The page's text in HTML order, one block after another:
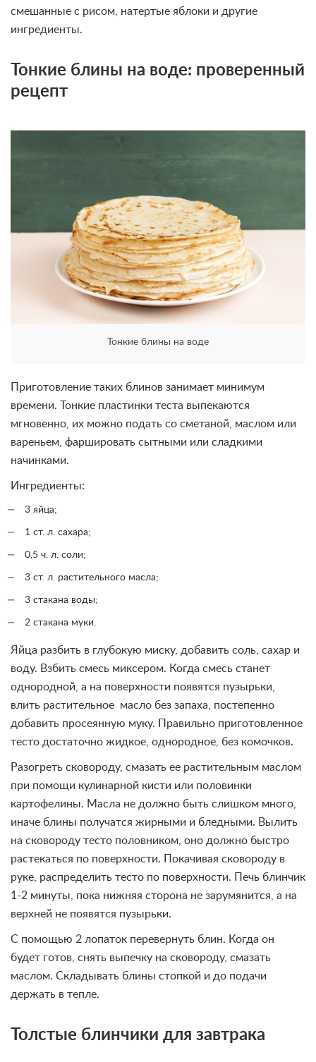
смешанные с рисом, натертые яблоки и другие
ингредиенты.
Тонкие блины на воде: проверенный
рецепт
Тонкие блины на воде
Приготовление таких блинов занимает минимум
времени. Тонкие пластинки теста выпекаются
мгновенно, их можно подать со сметаной, маслом или
вареньем, фаршировать сытными или сладкими
начинками.
Ингредиенты:
3 яйца;
1 ст. л. сахара;
0,5 ч. л. соли;
3 ст. л. растительного масла;
3 стакана воды;
2 стакана муки.
Яйца разбить в глубокую миску, добавить соль, сахар и
воду. Взбить смесь миксером. Когда смесь станет
однородной, а на поверхности появятся пузырьки,
влить растительное масло без запаха, постепенно
добавить просеянную муку. Правильно приготовленное
тесто достаточно жидкое, однородное, без комочков.
Разогреть сковороду, смазать ее растительным маслом
при помощи кулинарной кисти или половинки
картофелины. Масла не должно быть слишком много,
иначе блины получатся жирными и бледными. Вылить
на сковороду тесто половником, оно должно быстро
растекаться по поверхности. Покачивая сковороду в
руке, распределить тесто по поверхности. Печь блинчик
1-2 минуты, пока нижняя сторона не зарумянится, а на
верхней не появятся пузырьки.
С помощью 2 лопаток перевернуть блин. Когда он
будет готов, снять выпечку на сковороду, смазать
маслом. Складывать блины стопкой и до подачи
держать в тепле.
Толстые блинчики для завтрака